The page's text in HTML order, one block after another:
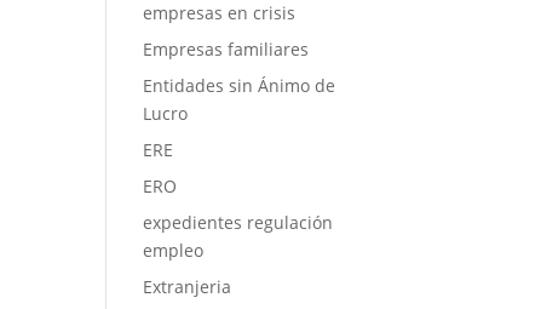
empresas en crisis
Empresas familiares
Entidades sin Ánimo de
Lucro
ERE
ERO
expedientes regulación
empleo
Extranjeria